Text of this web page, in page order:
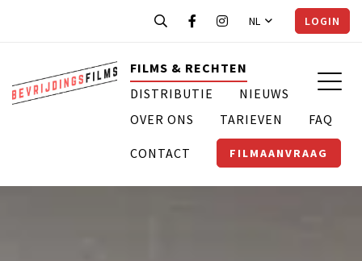
NL LOGIN
FILMS & RECHTEN
DISTRIBUTIE
NIEUWS
OVER ONS
TARIEVEN FAQ
CONTACT FILMAANVRAAG